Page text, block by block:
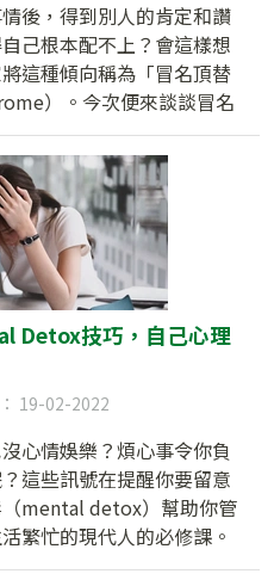
後，得到別人的肯定和讚
己根本配不上？會這樣想
這種傾向稱為「冒名頂替
）。今次便來談談冒名
是甚麼？ 「冒名頂替症候
由臨床心理學家Pauline
Imes提出。研究發現，
自己的能力。即使那些成
人肯定，他們也會因性
己配不上社會和別人的肯
需要的技能，他們也不相
於僥倖，別人的讚許只是
以冒名頂替症候群又稱為
有定論。但有不少學者指
容易出現冒名頂替症候
己的要求極高，每件事力
差錯，他們也不能接受。
，受到別人的嘉許，他們
Detox技巧，自己心理
19-02-2022
心情娛樂？煩心事令你負
這些訊號在提醒你要留意
mental detox）幫助你管
繁忙的現代人的必修課。
習如何更好地照顧自己，